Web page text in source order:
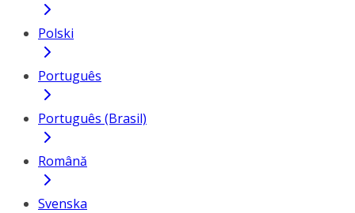
Polski
Português
Português (Brasil)
Română
Svenska